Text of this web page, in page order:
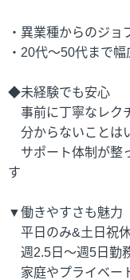
・異業種からのジョ
・20代～50代まで
◆未経験でも安心
事前に丁寧なレク
分からないことは
サポート体制が整
す
▼働きやすさも魅力
平日のみ&土日祝
週2.5日～週5日勤
家庭やプライベー